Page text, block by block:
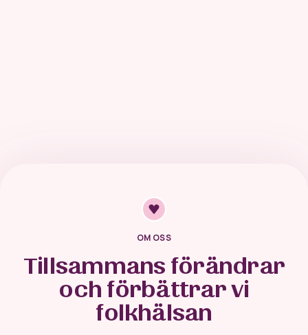
OM OSS
Tillsammans förändrar
och förbättrar vi
folkhälsan